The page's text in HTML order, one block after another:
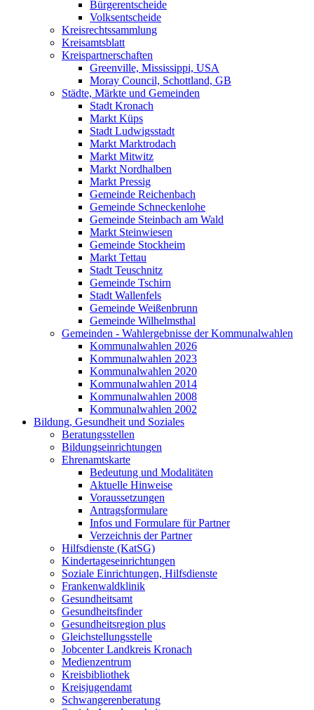
Bürgerentscheide
Volksentscheide
Kreisrechtssammlung
Kreisamtsblatt
Kreispartnerschaften
Greenville, Mississippi, USA
Moray Council, Schottland, GB
Städte, Märkte und Gemeinden
Stadt Kronach
Markt Küps
Stadt Ludwigsstadt
Markt Marktrodach
Markt Mitwitz
Markt Nordhalben
Markt Pressig
Gemeinde Reichenbach
Gemeinde Schneckenlohe
Gemeinde Steinbach am Wald
Markt Steinwiesen
Gemeinde Stockheim
Markt Tettau
Stadt Teuschnitz
Gemeinde Tschirn
Stadt Wallenfels
Gemeinde Weißenbrunn
Gemeinde Wilhelmsthal
Gemeinden - Wahlergebnisse der Kommunalwahlen
Kommunalwahlen 2026
Kommunalwahlen 2023
Kommunalwahlen 2020
Kommunalwahlen 2014
Kommunalwahlen 2008
Kommunalwahlen 2002
Bildung, Gesundheit und Soziales
Beratungsstellen
Bildungseinrichtungen
Ehrenamtskarte
Bedeutung und Modalitäten
Aktuelle Hinweise
Voraussetzungen
Antragsformulare
Infos und Formulare für Partner
Verzeichnis der Partner
Hilfsdienste (KatSG)
Kindertageseinrichtungen
Soziale Einrichtungen, Hilfsdienste
Frankenwaldklinik
Gesundheitsamt
Gesundheitsfinder
Gesundheitsregion plus
Gleichstellungsstelle
Jobcenter Landkreis Kronach
Medienzentrum
Kreisbibliothek
Kreisjugendamt
Schwangerenberatung